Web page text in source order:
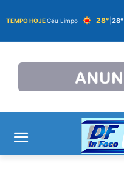
TEMPO HOJECéu Limpo 28° 28°